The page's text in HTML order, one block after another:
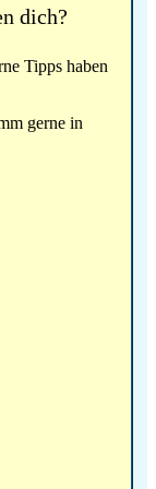
dich?
Tipps haben
gerne in